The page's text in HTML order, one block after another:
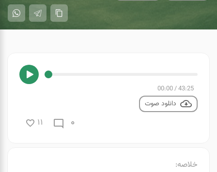
خلاصه:
43:25
/
00:00
دانلود صوت
0
11